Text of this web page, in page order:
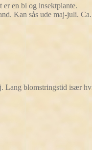
en bi og insektplante.
Kan sås ude maj-juli.
blomstringstid især